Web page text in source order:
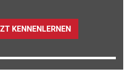
KENNENLERNEN